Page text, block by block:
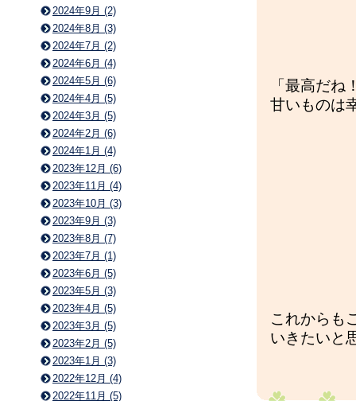
「最高だ
甘いものは
これからも
いきたいと
2024年9月 (2)
2024年8月 (3)
2024年7月 (2)
2024年6月 (4)
2024年5月 (6)
2024年4月 (5)
2024年3月 (5)
2024年2月 (6)
2024年1月 (4)
2023年12月 (6)
2023年11月 (4)
2023年10月 (3)
2023年9月 (3)
2023年8月 (7)
2023年7月 (1)
2023年6月 (5)
2023年5月 (3)
2023年4月 (5)
2023年3月 (5)
2023年2月 (5)
2023年1月 (3)
2022年12月 (4)
2022年11月 (5)